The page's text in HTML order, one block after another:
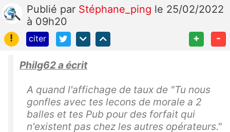
Publié par Stéphane_ping le 25/02/2022
à 09h20
!
citer + -
Philg62 a écrit
A quand l'affichage de taux de "Tu nous
gonfles avec tes lecons de morale a 2
balles et tes Pub pour des forfait qui
n'existent pas chez les autres opérateurs."